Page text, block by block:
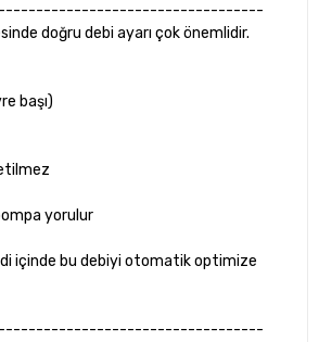
doğru debi ayarı çok önemlidir.
başı)
yorulur
içinde bu debiyi otomatik optimize